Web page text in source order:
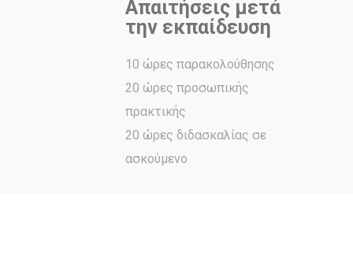
Απαιτήσεις μετά
την εκπαίδευση
10 ώρες παρακολούθησης
20 ώρες προσωπικής
πρακτικής
20 ώρες διδασκαλίας σε
ασκούμενο